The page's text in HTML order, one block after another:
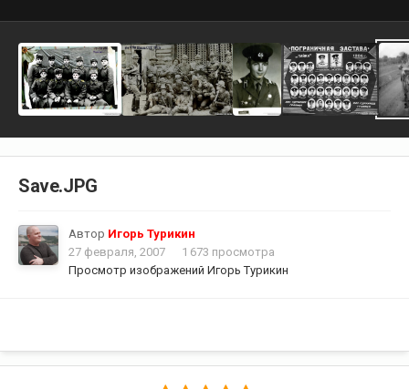
Save.JPG
Автор Игорь Турикин
27 февраля, 2007
1 673 просмотра
Просмотр изображений Игорь Турикин